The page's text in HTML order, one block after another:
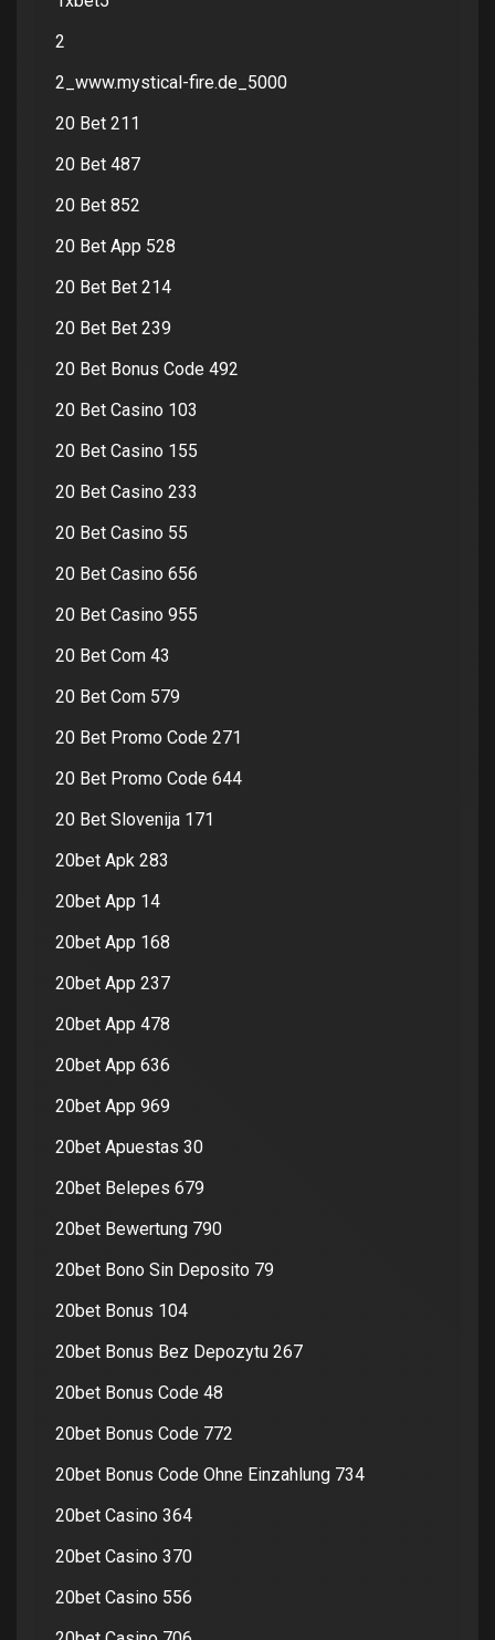
2
2_www.mystical-fire.de_5000
20 Bet 211
20 Bet 487
20 Bet 852
20 Bet App 528
20 Bet Bet 214
20 Bet Bet 239
20 Bet Bonus Code 492
20 Bet Casino 103
20 Bet Casino 155
20 Bet Casino 233
20 Bet Casino 55
20 Bet Casino 656
20 Bet Casino 955
20 Bet Com 43
20 Bet Com 579
20 Bet Promo Code 271
20 Bet Promo Code 644
20 Bet Slovenija 171
20bet Apk 283
20bet App 14
20bet App 168
20bet App 237
20bet App 478
20bet App 636
20bet App 969
20bet Apuestas 30
20bet Belepes 679
20bet Bewertung 790
20bet Bono Sin Deposito 79
20bet Bonus 104
20bet Bonus Bez Depozytu 267
20bet Bonus Code 48
20bet Bonus Code 772
20bet Bonus Code Ohne Einzahlung 734
20bet Casino 364
20bet Casino 370
20bet Casino 556